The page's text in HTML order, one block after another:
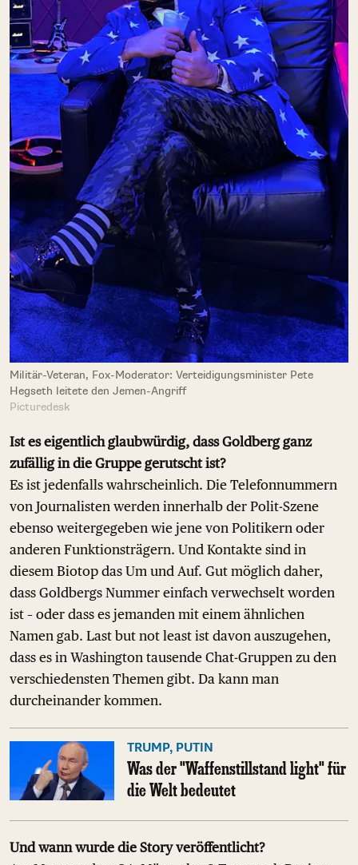
Militär-Veteran, Fox-Moderator: Verteidigungsminister Pete
Hegseth leitete den Jemen-Angriff
Picturedesk
Ist es eigentlich glaubwürdig, dass Goldberg ganz
zufällig in die Gruppe gerutscht ist?
Es ist jedenfalls wahrscheinlich. Die Telefonnummern
von Journalisten werden innerhalb der Polit-Szene
ebenso weitergegeben wie jene von Politikern oder
anderen Funktionsträgern. Und Kontakte sind in
diesem Biotop das Um und Auf. Gut möglich daher,
dass Goldbergs Nummer einfach verwechselt worden
ist – oder dass es jemanden mit einem ähnlichen
Namen gab. Last but not least ist davon auszugehen,
dass es in Washington tausende Chat-Gruppen zu den
verschiedensten Themen gibt. Da kann man
durcheinander kommen.
TRUMP, PUTIN
Was der "Waffenstillstand light" für
die Welt bedeutet
Und wann wurde die Story veröffentlicht?